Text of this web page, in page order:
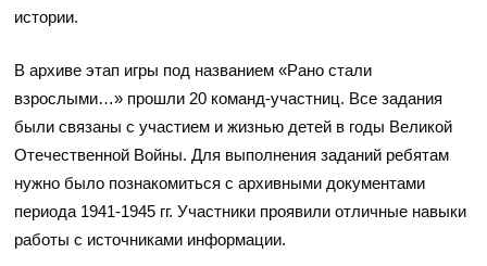
истории.
В архиве этап игры под названием «Рано стали
взрослыми…» прошли 20 команд-участниц. Все задания
были связаны с участием и жизнью детей в годы Великой
Отечественной Войны. Для выполнения заданий ребятам
нужно было познакомиться с архивными документами
периода 1941-1945 гг.Участники проявили отличные навыки
работы с источниками информации.